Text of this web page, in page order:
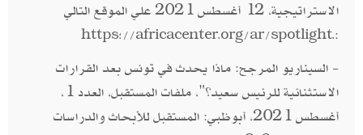
الاستراتيجية، 12 أغسطس 2021 علي الموقع التالي
:
https://africacenter.org/ar/spotlight.
- السيناريو المرجح: ماذا يحدث في تونس بعد القرارات
الاستثنائية للرئيس سعيد؟"، ملفات المستقبل، العدد 1،
أغسطس 2021، أبوظبي: المستقبل للأبحاث والدراسات